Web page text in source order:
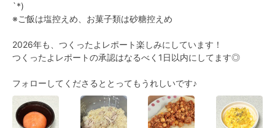
`*)
※ご飯は塩控えめ、お菓子類は砂糖控えめ
2026年も、つくったよレポート楽しみにしています！
つくったよレポートの承認はなるべく1日以内にしてます◎
フォローしてくださるととってもうれしいです♪